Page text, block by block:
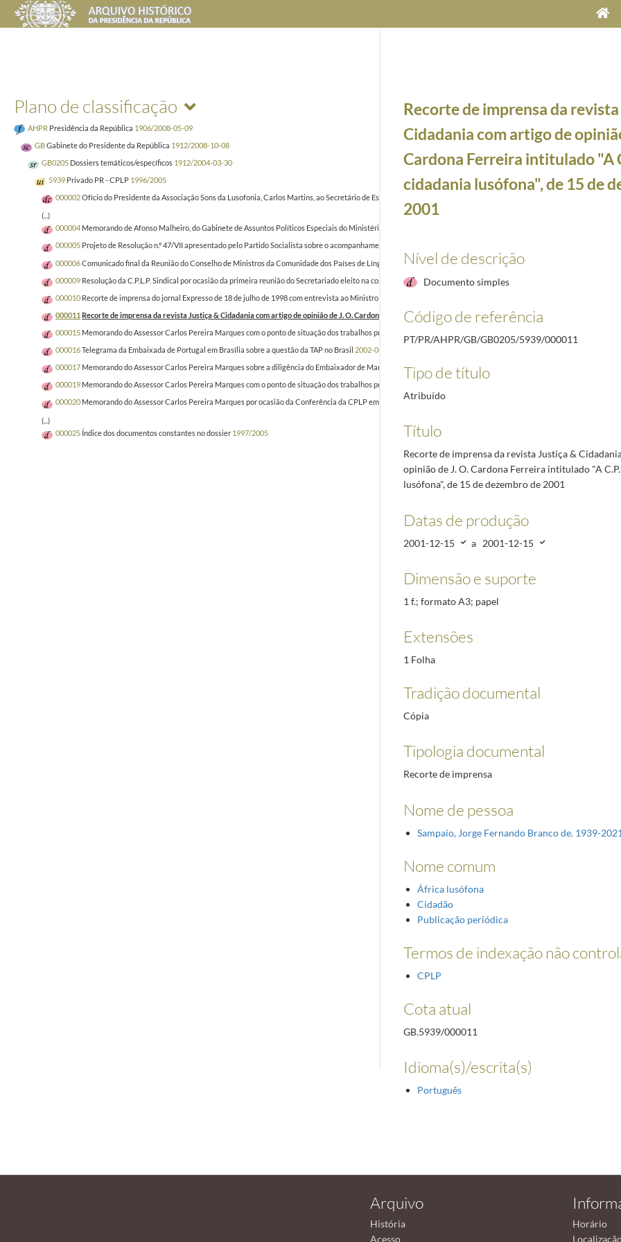
Plano de classificação
AHPR Presidência da República 1906/2008-05-09
GBGabinete do Presidente da República 1912/2008-10-08
GB0205 Dossiers temáticos/específicos 1912/2004-03-30
5939 Privado PR - CPLP 1996/2005
000002Ofício do Presidente da Associação Sons da Lusofonia, Carlos Martins, ao Secretário de Estado da Cooperação, José Lamego, sobre a integração desta
(...)
000004 Memorando de Afonso Malheiro, do Gabinete de Assuntos Políticos Especiais do Ministério dos Negócios Estrangeiros, intitulado "CPLP - Ponto da situação",
000005 Projeto de Resolução n.º 47/VII apresentado pelo Partido Socialista sobre o acompanhamento pela Assembleia da República da participação de Portugal na
000006Comunicado final da Reunião do Conselho de Ministros da Comunidade dos Países de Língua Portuguesa, realizada na cidade de Salvador, Brasil, em 17 e 18 de
000009 Resolução da C.P.L.P. Sindical por ocasião da primeira reunião do Secretariado eleito na conferência Sindical, onde foi analisada a situação na Guiné-Bissau,
000010 Recorte de imprensa do jornal Expresso de 18 de julho de 1998 com entrevista ao Ministro francês Charles Josselin intitulada "É urgente uma solução Política em
000011 Recorte de imprensa da revista Justiça & Cidadania com artigo de opinião de J. O. Cardona Ferreira intitulado "A C.P.L.P. e a cidadania lusófona", de 15 de
000015 Memorando do Assessor Carlos Pereira Marques com o ponto de situação dos trabalhos preparatórios de Conferência da CPLP relativa ao projeto de
000016Telegrama da Embaixada de Portugal em Brasília sobre a questão da TAP no Brasil 2002-04-17/2002-04-17
000017 Memorando do Assessor Carlos Pereira Marques sobre a diligência do Embaixador de Marrocos em Lisboa, no Palácio de Belém, a 10 de julho de 2002, relativa à
000019 Memorando do Assessor Carlos Pereira Marques com o ponto de situação dos trabalhos preparatórios de Conferência da CPLP em Brasília, julho/agosto de
000020 Memorando do Assessor Carlos Pereira Marques por ocasião da Conferência da CPLP em Brasília, julho/agosto de 2002, intitulado "Proposta de Lançamento de
(...)
000025 Índice dos documentos constantes no dossier 1997/2005
Recorte de imprensa da
Cidadania com artigo de
Cardona Ferreira intitulado "A
cidadania lusófona", de 15 de
2001
Nível de descrição
Documento simples
Código de referência
PT/PR/AHPR/GB/GB0205/5939/000011
Tipo de título
Atribuído
Título
Recorte de imprensa da revista Justiça &
opinião de J. O. Cardona Ferreira intitulado "A
lusófona", de 15 de dezembro de 2001
Datas de produção
2001-12-15 a 2001-12-15
Dimensão e suporte
1 f.; formato A3; papel
Extensões
1 Folha
Tradição documental
Cópia
Tipologia documental
Recorte de imprensa
Nome de pessoa
Sampaio, Jorge Fernando Branco de. 1939-2021
Nome comum
África lusófona
Cidadão
Publicação periódica
Termos de indexação não
CPLP
Cota atual
GB.5939/000011
Idioma(s)/escrita(s)
Português
Arquivo
História
Acesso
Horário